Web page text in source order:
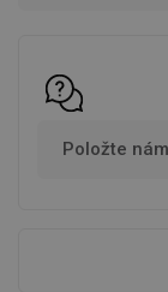
Položte